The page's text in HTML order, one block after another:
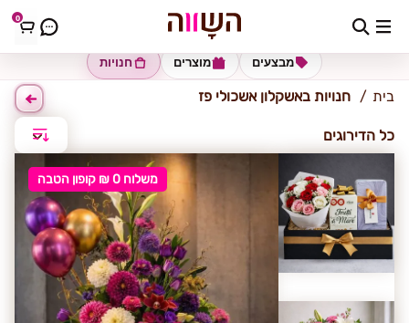
0 אשקלון-אשכולי פז
חנויות מוצרים מבצעים
בית חנויות באשקלון אשכולי פז
כל הדירוגים
משלוח 0 ₪ קופון הטבה